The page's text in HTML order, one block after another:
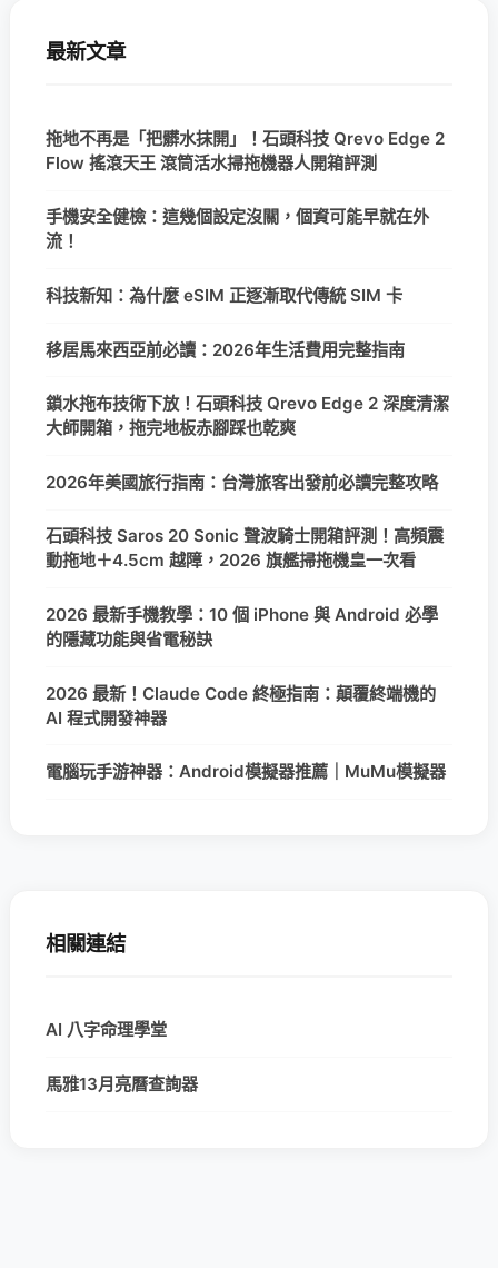
最新文章
拖地不再是「把髒水抹開」！石頭科技 Qrevo Edge 2
Flow 搖滾天王 滾筒活水掃拖機器人開箱評測
手機安全健檢：這幾個設定沒關，個資可能早就在外
流！
科技新知：為什麼 eSIM 正逐漸取代傳統 SIM 卡
移居馬來西亞前必讀：2026年生活費用完整指南
鎖水拖布技術下放！石頭科技 Qrevo Edge 2 深度清潔
大師開箱，拖完地板赤腳踩也乾爽
2026年美國旅行指南：台灣旅客出發前必讀完整攻略
石頭科技 Saros 20 Sonic 聲波騎士開箱評測！高頻震
動拖地＋4.5cm 越障，2026 旗艦掃拖機皇一次看
2026 最新手機教學：10 個 iPhone 與 Android 必學
的隱藏功能與省電秘訣
2026 最新！Claude Code 終極指南：顛覆終端機的
AI 程式開發神器
電腦玩手游神器：Android模擬器推薦｜MuMu模擬器
相關連結
AI 八字命理學堂
馬雅13月亮曆查詢器